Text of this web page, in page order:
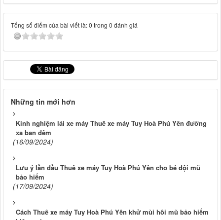
Tổng số điểm của bài viết là: 0 trong 0 đánh giá
Những tin mới hơn
Kinh nghiệm lái xe máy Thuê xe máy Tuy Hoà Phú Yên đường
xa ban đêm
(16/09/2024)
Lưu ý lần đầu Thuê xe máy Tuy Hoà Phú Yên cho bé đội mũ
bảo hiểm
(17/09/2024)
Cách Thuê xe máy Tuy Hoà Phú Yên khử mùi hôi mũ bảo hiểm